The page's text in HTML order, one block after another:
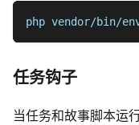
php vendor/bin/
任务钩子
当任务和故事脚本运